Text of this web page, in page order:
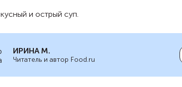
и острый суп.
ИРИНА М.
Читатель и автор Food.ru